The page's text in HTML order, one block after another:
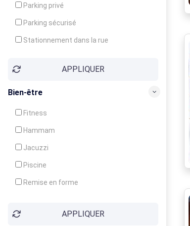
Parking privé
Parking sécurisé
Stationnement dans la rue
APPLIQUER
Bien-être
Fitness
Hammam
Jacuzzi
Piscine
Remise en forme
Soins du corpsAPPLIQUER